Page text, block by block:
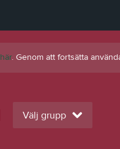
här. Genom att fortsätta
Välj grupp